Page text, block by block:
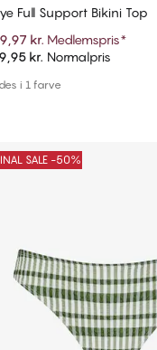
Tilføj til kurv
Full Support Bikini Top
kr. Medlemspris*
kr. Normalpris
i 1 farve
SALE -50%